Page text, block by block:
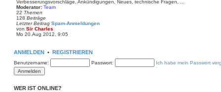
s
t
r
B
e
i
a
g
Verbesserungsvorschläge, Ankündigungen, Neues, technische Fragen, ...
Moderator: Team
22 Themen
128 Beiträge
Letzter Beitrag Spam-Anmeldungen
von Sir Charles
e
s
t
i
Mo 20.Aug 2012, 9:05
ANMELDEN • REGISTRIEREN
Benutzername: Passwort: Ich habe mein Passwort
WER IST ONLINE?